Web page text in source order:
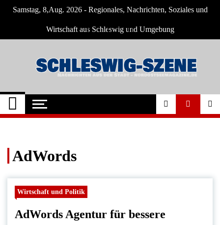
Samstag, 8,Aug. 2026 - Regionales, Nachrichten, Soziales und
Wirtschaft aus Schleswig und Umgebung
Schleswig Szene
Neuigkeiten und Nachrichten aus Schleswig
und Umgebung
AdWords
Wirtschaft und Politik
AdWords Agentur für bessere